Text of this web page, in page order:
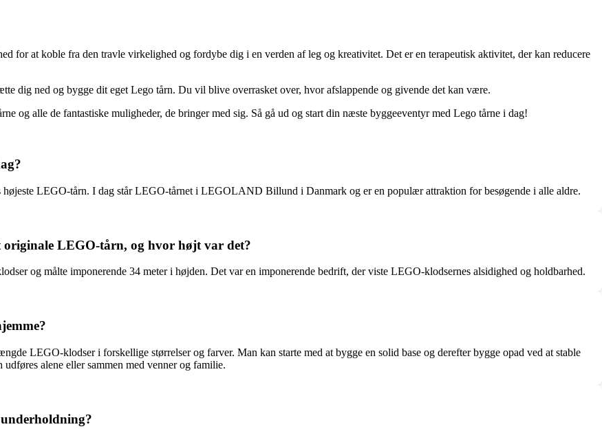
for at koble fra den travle virkelighed og fordybe dig i en verden af leg og kreativitet. Det er en terapeutisk aktivitet, der kan reducere
dig ned og bygge dit eget Lego tårn. Du vil blive overrasket over, hvor afslappende og givende det kan være.
og alle de fantastiske muligheder, de bringer med sig. Så gå ud og start din næste byggeeventyr med Lego tårne i dag!
LEGO-tårn. I dag står LEGO-tårnet i LEGOLAND Billund i Danmark og er en populær attraktion for besøgende i alle aldre.
LEGO-tårn, og hvor højt var det?
og målte imponerende 34 meter i højden. Det var en imponerende bedrift, der viste LEGO-klodsernes alsidighed og holdbarhed.
LEGO-klodser i forskellige størrelser og farver. Man kan starte med at bygge en solid base og derefter bygge opad ved at stable
alene eller sammen med venner og familie.